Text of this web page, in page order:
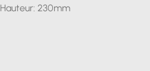
Hauteur: 230mm